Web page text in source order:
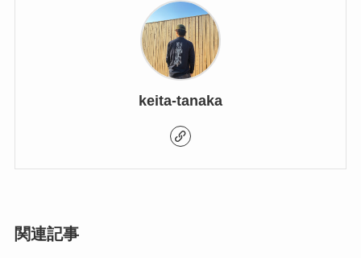
keita-tanaka
関連記事